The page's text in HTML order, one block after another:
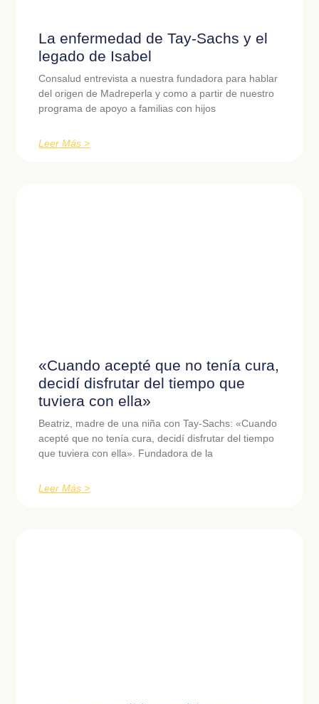
La enfermedad de Tay-Sachs y el
legado de Isabel
Consalud entrevista a nuestra fundadora para hablar
del origen de Madreperla y como a partir de nuestro
programa de apoyo a familias con hijos
Leer Más >
«Cuando acepté que no tenía cura,
decidí disfrutar del tiempo que
tuviera con ella»
Beatriz, madre de una niña con Tay-Sachs: «Cuando
acepté que no tenía cura, decidí disfrutar del tiempo
que tuviera con ella». Fundadora de la
Leer Más >